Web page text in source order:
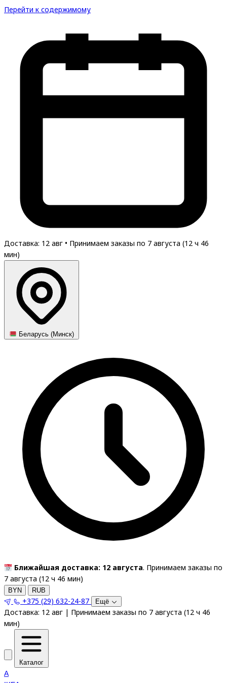
Перейти к содержимому
Доставка: 12 авг • Принимаем заказы по 7 августа (12 ч 46
мин)
Беларусь (Минск)
Ближайшая доставка: 12 августа. Принимаем заказы по
7 августа (12 ч 46 мин)
BYN RUB
+375 (29) 632-24-87 Ещё
Доставка: 12 авг | Принимаем заказы по 7 августа (12 ч 46
мин)
Каталог
A